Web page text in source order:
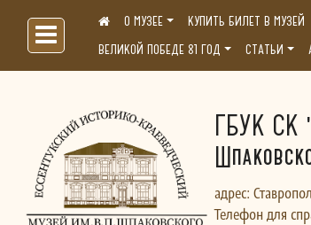
Больше, чем музей...О МУЗЕЕ КУПИТЬ БИЛЕТ В МУЗЕЙ
ВЕЛИКОЙ ПОБЕДЕ 81 ГОД
СТАТЬИ
ГБУК СК
адрес:
Телефон для